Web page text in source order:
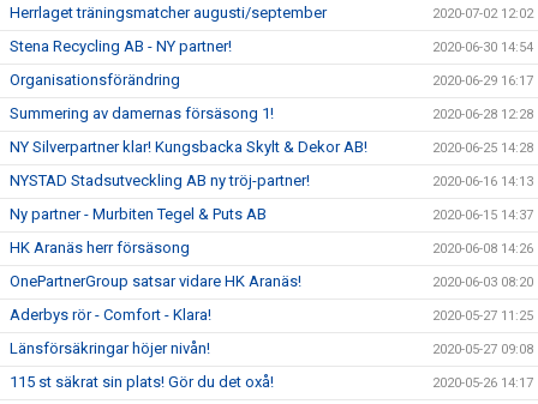
Herrlaget träningsmatcher augusti/september 2020-07-02 12:02
Stena Recycling AB - NY partner! 2020-06-30 14:54
Organisationsförändring 2020-06-29 16:17
Summering av damernas försäsong 1! 2020-06-28 12:28
NY Silverpartner klar! Kungsbacka Skylt & Dekor AB! 2020-06-25 14:28
NYSTAD Stadsutveckling AB ny tröj-partner! 2020-06-16 14:13
Ny partner - Murbiten Tegel & Puts AB 2020-06-15 14:37
HK Aranäs herr försäsong 2020-06-08 14:26
OnePartnerGroup satsar vidare HK Aranäs! 2020-06-03 08:20
Aderbys rör - Comfort - Klara! 2020-05-27 11:25
Länsförsäkringar höjer nivån! 2020-05-27 09:08
115 st säkrat sin plats! Gör du det oxå! 2020-05-26 14:17